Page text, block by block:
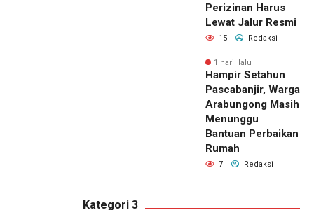
Perizinan Harus
Lewat Jalur Resmi
15 Redaksi
1 hari lalu
Hampir Setahun
Pascabanjir, Warga
Arabungong Masih
Menunggu
Bantuan Perbaikan
Rumah
7 Redaksi
Kategori 3